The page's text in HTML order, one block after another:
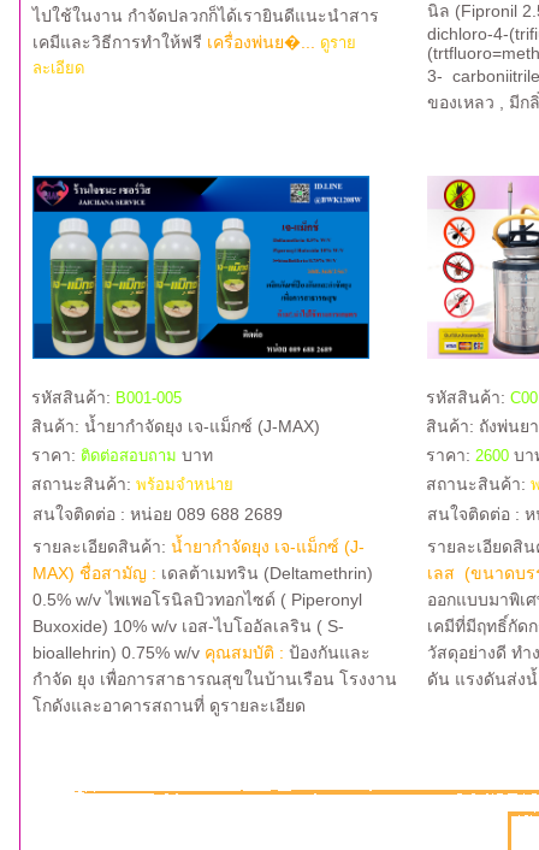
ไปใช้ในงาน กำจัดปลวกก็ได้เรายินดีแนะนำสาร
เคมีและวิธีการทำให้ฟรี เครื่องพ่นย�... ดูราย
ละเอียด
นิล (Fipronil
dichloro-4-
3-
ของเหลว , มีก
รหัสสินค้า: B001-005
สินค้า: น้ำยากำจัดยุง เจ-แม็กซ์ (J-MAX)
ราคา: ติดต่อสอบถาม บาท
สถานะสินค้า: พร้อมจำหน่าย
สนใจติดต่อ : หน่อย 089 688 2689
รายละเอียดสินค้า: น้ำยากำจัดยุง เจ-แม็กซ์ (J-
MAX) ชื่อสามัญ : เดลต้าเมทริน (Deltamethrin)
0.5% w/v ไพเพอโรนิลบิวทอกไซด์ ( Piperonyl
Buxoxide) 10% w/v เอส-ไบโออัลเลริน ( S-
bioallehrin) 0.75% w/v คุณสมบัติ : ป้องกันและ
กำจัด ยุง เพื่อการสาธารณสุขในบ้านเรือน โรงงาน
โกดังและอาคารสถานที่ ดูรายละเอียด
รหัสสินค้า:
สินค้า: ถังพ่นย
ราคา: 2600 บา
สถานะสินค้า:
สนใจติดต่อ : ห
รายละเอียดสิ
เลส (ขนาดบร
ออกแบบมาพิเ
เคมีที่มีฤทธิ์กัด
วัสดุอย่างดี ทํ
ดัน แรงดันส่ง